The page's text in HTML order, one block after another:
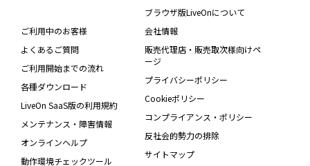
ブラウザ版LiveOnについて
ご利用中のお客様
よくあるご質問
ご利用開始までの流れ
各種ダウンロード
LiveOn SaaS版の利用規約
メンテナンス・障害情報
オンラインヘルプ
動作環境チェックツール
会社情報
販売代理店・販売取次様向けペ
ージ
プライバシーポリシー
Cookieポリシー
コンプライアンス・ポリシー
反社会的勢力の排除
サイトマップ